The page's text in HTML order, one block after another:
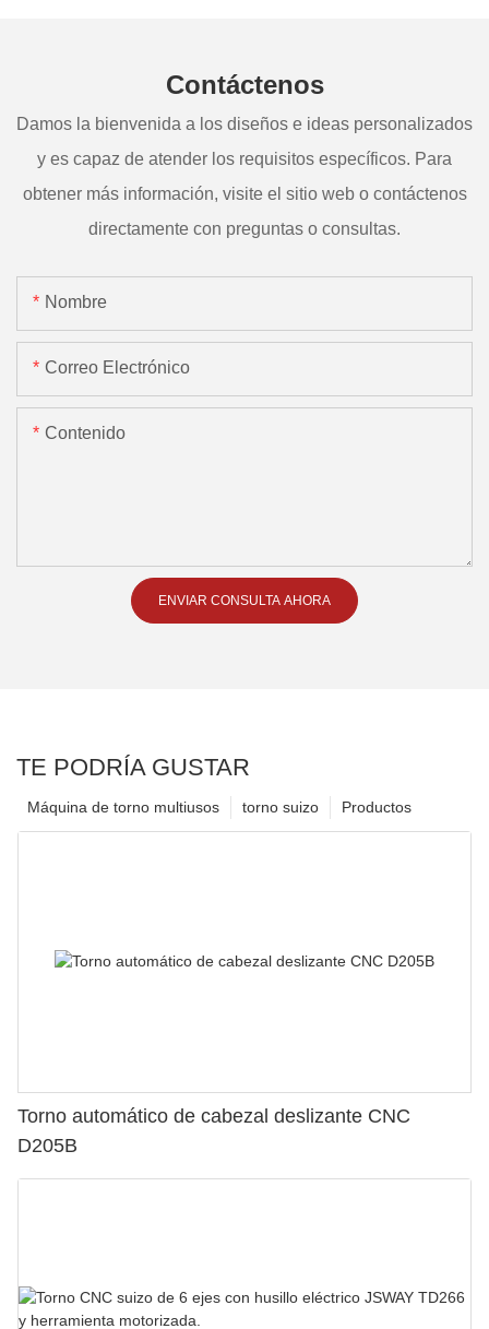
Contáctenos
Damos la bienvenida a los diseños e ideas personalizados
y es capaz de atender los requisitos específicos. Para
obtener más información, visite el sitio web o contáctenos
directamente con preguntas o consultas.
Nombre
Correo Electrónico
Contenido
ENVIAR CONSULTA AHORA
TE PODRÍA GUSTAR
Productos
torno suizo
Máquina de torno multiusos
Torno automático de cabezal deslizante CNC
D205B